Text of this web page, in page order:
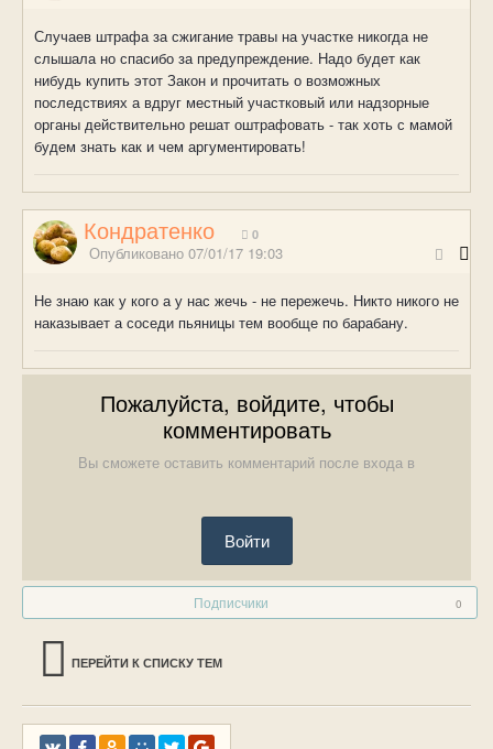
Случаев штрафа за сжигание травы на участке никогда не
слышала но спасибо за предупреждение. Надо будет как
нибудь купить этот Закон и прочитать о возможных
последствиях а вдруг местный участковый или надзорные
органы действительно решат оштрафовать - так хоть с мамой
будем знать как и чем аргументировать!
Кондратенко 0
Опубликовано 07/01/17 19:03
Не знаю как у кого а у нас жечь - не пережечь. Никто никого не
наказывает а соседи пьяницы тем вообще по барабану.
Пожалуйста, войдите, чтобы
комментировать
Вы сможете оставить комментарий после входа в
Войти
Подписчики 0
ПЕРЕЙТИ К СПИСКУ ТЕМ